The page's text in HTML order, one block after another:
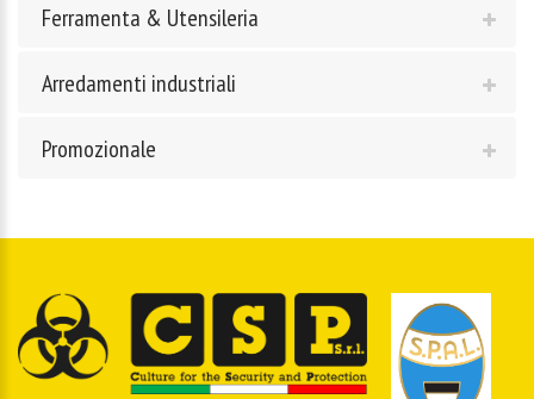
Ferramenta & Utensileria
Arredamenti industriali
Promozionale